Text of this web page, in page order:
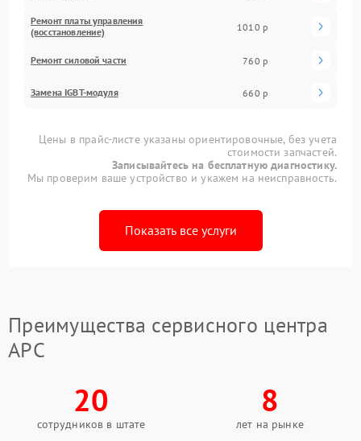
Ремонт платы управления
(восстановление)
1010 р
Ремонт силовой части 760 р
Замена IGBT-модуля 660 р
Цены в прайс-листе указаны ориентировочные, без учета
стоимости запчастей.
Записывайтесь на бесплатную диагностику.
Мы проверим ваше устройство и укажем на неисправность.
Показать все услуги
Преимущества сервисного центра
APC
20
сотрудников в штате
8
лет на рынке